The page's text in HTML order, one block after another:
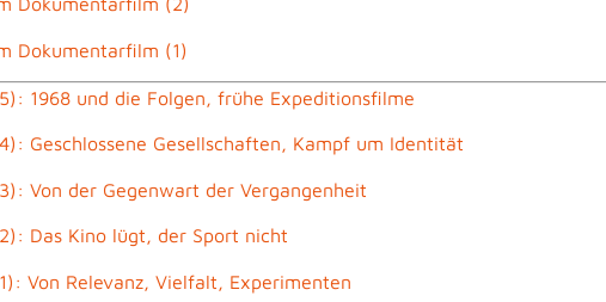
Dokumentarfilm (1)
1968 und die Folgen, frühe Expeditionsfilme
Geschlossene Gesellschaften, Kampf um Identität
Von der Gegenwart der Vergangenheit
Das Kino lügt, der Sport nicht
Von Relevanz, Vielfalt, Experimenten